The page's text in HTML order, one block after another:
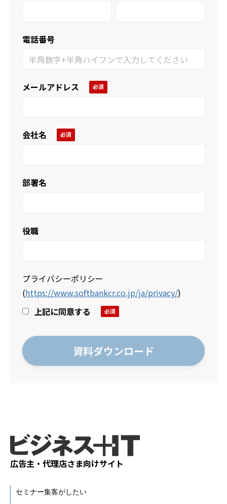
電話番号
メールアドレス
会社名
部署名
役職
プライバシーポリシー
(https://www.softbankcr.co.jp/ja/privacy/)
上記に同意する
広告主・代理店さま向けサイト
セミナー集客がしたい